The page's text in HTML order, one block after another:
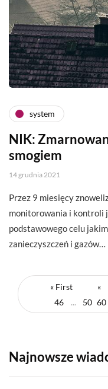
system
NIK:
smogiem
14 grudnia 2021
Przez 9 miesięcy
monitorowania i kontroli
podstawowego celu
zanieczyszczeń i gazów…
« First «
46
... 50 60
Najnowsze